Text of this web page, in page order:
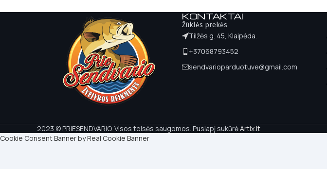
KONTAKTAI
Žūklės prekės
Tilžės g. 45, Klaipėda.
+37068793452
sendvarioparduotuve@gmail.com
2023 © PRIESENDVARIO. Visos teisės saugomos. Puslapį sukūrėArtix.lt
Cookie Consent Banner by Real Cookie Banner